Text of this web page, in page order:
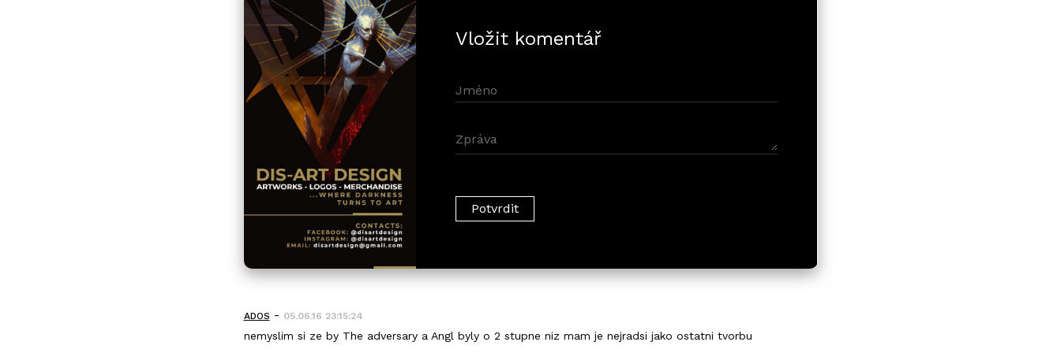
Vložit komentář
ADOS - 05.06.16 23:15:24
nemyslim si ze by The adversary a Angl byly o 2 stupne niz mam je nejradsi jako ostatni tvorbu